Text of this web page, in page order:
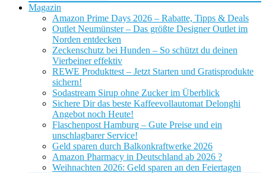
Magazin
Amazon Prime Days 2026 – Rabatte, Tipps & Deals
Outlet Neumünster – Das größte Designer Outlet im
Norden entdecken
Zeckenschutz bei Hunden – So schützt du deinen
Vierbeiner effektiv
REWE Produkttest – Jetzt Starten und Gratisprodukte
sichern!
Sodastream Sirup ohne Zucker im Überblick
Sichere Dir das beste Kaffeevollautomat Delonghi
Angebot noch Heute!
Flaschenpost Hamburg – Gute Preise und ein
unschlagbarer Service!
Geld sparen durch Balkonkraftwerke 2026
Amazon Pharmacy in Deutschland ab 2026 ?
Weihnachten 2026: Geld sparen an den Feiertagen